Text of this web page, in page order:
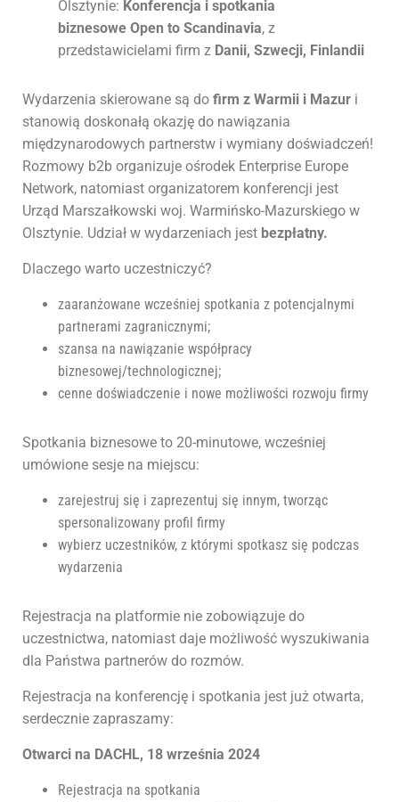
Olsztynie: Konferencja i spotkania
biznesowe Open to Scandinavia, z
przedstawicielami firm z Danii, Szwecji, Finlandii
Wydarzenia skierowane są do firm z Warmii i Mazur i
stanowią doskonałą okazję do nawiązania
międzynarodowych partnerstw i wymiany doświadczeń!
Rozmowy b2b organizuje ośrodek Enterprise Europe
Network, natomiast organizatorem konferencji jest
Urząd Marszałkowski woj. Warmińsko-Mazurskiego w
Olsztynie. Udział w wydarzeniach jest bezpłatny.
Dlaczego warto uczestniczyć?
zaaranżowane wcześniej spotkania z potencjalnymi
partnerami zagranicznymi;
szansa na nawiązanie współpracy
biznesowej/technologicznej;
cenne doświadczenie i nowe możliwości rozwoju firmy
Spotkania biznesowe to 20-minutowe, wcześniej
umówione sesje na miejscu:
zarejestruj się i zaprezentuj się innym, tworząc
spersonalizowany profil firmy
wybierz uczestników, z którymi spotkasz się podczas
wydarzenia
Rejestracja na platformie nie zobowiązuje do
uczestnictwa, natomiast daje możliwość wyszukiwania
dla Państwa partnerów do rozmów.
Rejestracja na konferencję i spotkania jest już otwarta,
serdecznie zapraszamy:
Otwarci na DACHL, 18 września 2024
Rejestracja na spotkania